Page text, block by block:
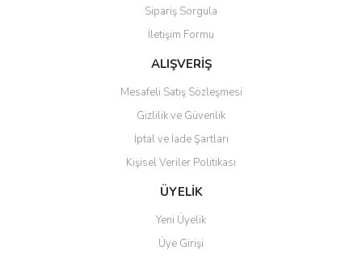
Ürün bilgilerinde hatalar bulunuyor.
Ürün fiyatı diğer sitelerden daha pahalı.
Bu ürüne benzer farklı alternatifler olmalı.
Gönder
Sipariş Sorgula
İletişim Formu
ALIŞVERİŞ
Mesafeli Satış Sözleşmesi
Gizlilik ve Güvenlik
İptal ve İade Şartları
Kişisel Veriler Politikası
ÜYELİK
Yeni Üyelik
Üye Girişi